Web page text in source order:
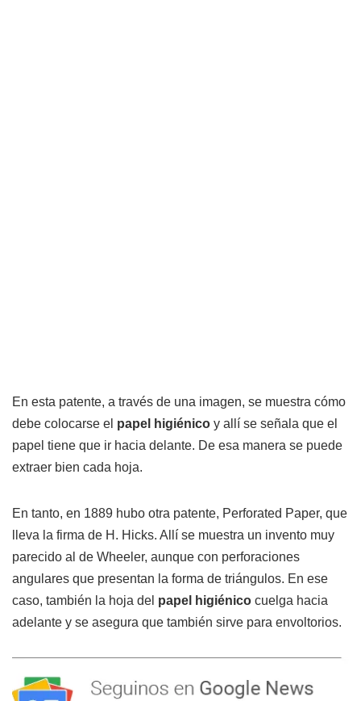
En esta patente, a través de una imagen, se muestra cómo
debe colocarse el papel higiénico y allí se señala que el
papel tiene que ir hacia delante. De esa manera se puede
extraer bien cada hoja.
En tanto, en 1889 hubo otra patente, Perforated Paper, que
lleva la firma de H. Hicks. Allí se muestra un invento muy
parecido al de Wheeler, aunque con perforaciones
angulares que presentan la forma de triángulos. En ese
caso, también la hoja del papel higiénico cuelga hacia
adelante y se asegura que también sirve para envoltorios.